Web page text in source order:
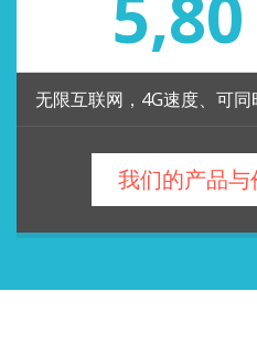
无限互联网，4G速度、可
我们的产品与